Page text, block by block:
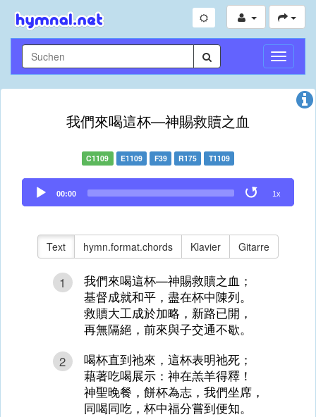
我們來喝這杯—神賜救贖之血
C1109 E1109 F39 R175 T1109
Audio
Player
00:00 1x
Text hymn.format.chords Klavier Gitarre
1
我們來喝這杯—神賜救贖之血；
基督成就和平，盡在杯中陳列。
救贖大工成於加略，新路已開，
再無隔絕，前來與子交通不歇。
2
喝杯直到祂來，這杯表明祂死；
藉著吃喝展示：神在羔羊得釋！
神聖晚餐，餅杯為志，我們坐席，
同喝同吃，杯中福分嘗到便知。